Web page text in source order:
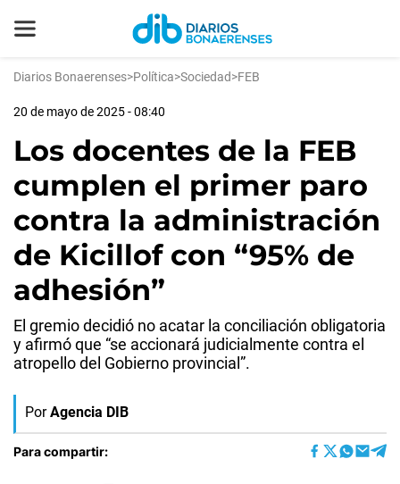
Diarios Bonaerenses>Política>Sociedad>FEB
20 de mayo de 2025 - 08:40
Los docentes de la FEB
cumplen el primer paro
contra la administración
de Kicillof con “95% de
adhesión”
El gremio decidió no acatar la conciliación obligatoria
y afirmó que “se accionará judicialmente contra el
atropello del Gobierno provincial”.
Por Agencia DIB
Para compartir: